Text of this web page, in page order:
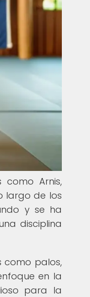
como Arnis,
largo de los
y se ha
disciplina
como palos,
en la
para la